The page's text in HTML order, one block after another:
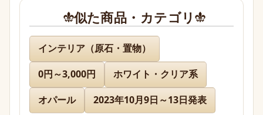
名無し 様
先日通販を利用させて頂きましたが迅速に対応、お
送り下さりまして有難うございました。
どのお品物も画像で見た以上に美しく、お迎えでき
似た商品・カテゴリ
インテリア（原石・置物）
0円～3,000円
ホワイト・クリア系
オパール
2023年10月9日～13日発表